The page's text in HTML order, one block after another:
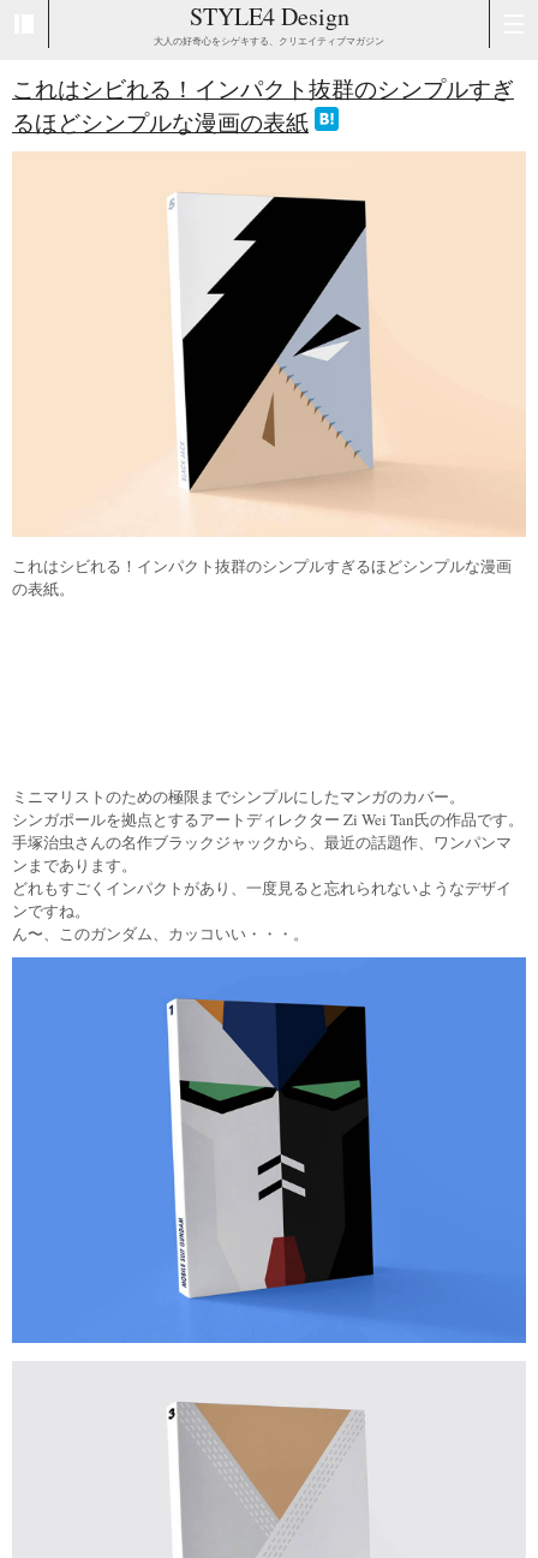
STYLE4 Design
大人の好奇心をシゲキする、クリエイティブマガジン
これはシビれる！インパクト抜群のシンプルすぎ
るほどシンプルな漫画の表紙
これはシビれる！インパクト抜群のシンプルすぎるほどシンプルな漫画
の表紙。
ミニマリストのための極限までシンプルにしたマンガのカバー。
シンガポールを拠点とするアートディレクター Zi Wei Tan氏の作品です。
手塚治虫さんの名作ブラックジャックから、最近の話題作、ワンパンマ
ンまであります。
どれもすごくインパクトがあり、一度見ると忘れられないようなデザイ
ンですね。
ん〜、このガンダム、カッコいい・・・。